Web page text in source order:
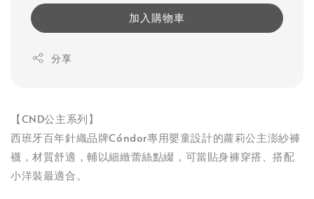
加入購物車
分享
【CND公主系列】
西班牙百年針織品牌Cóndor專用嬰童設計的蘿莉公主澎紗褲
襪，材質舒適，輔以細緻蕾絲點綴，可當貼身褲穿搭、搭配
小洋裝最適合。